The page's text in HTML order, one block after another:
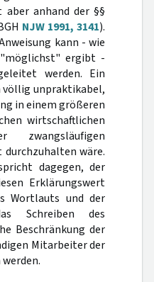
anhand der §§
NJW 1991, 3141).
kann - wie
"möglichst" ergibt -
werden. Ein
völlig unpraktikabel,
in einem größeren
wirtschaftlichen
zwangsläufigen
wäre.
dagegen, der
Erklärungswert
Wortlauts und der
Schreiben des
Beschränkung der
Mitarbeiter der